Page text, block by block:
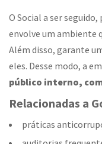
O Social a ser
envolve um ambiente
Além disso, garante
eles. Desse modo, a
público interno,
Relacionadas a
práticas